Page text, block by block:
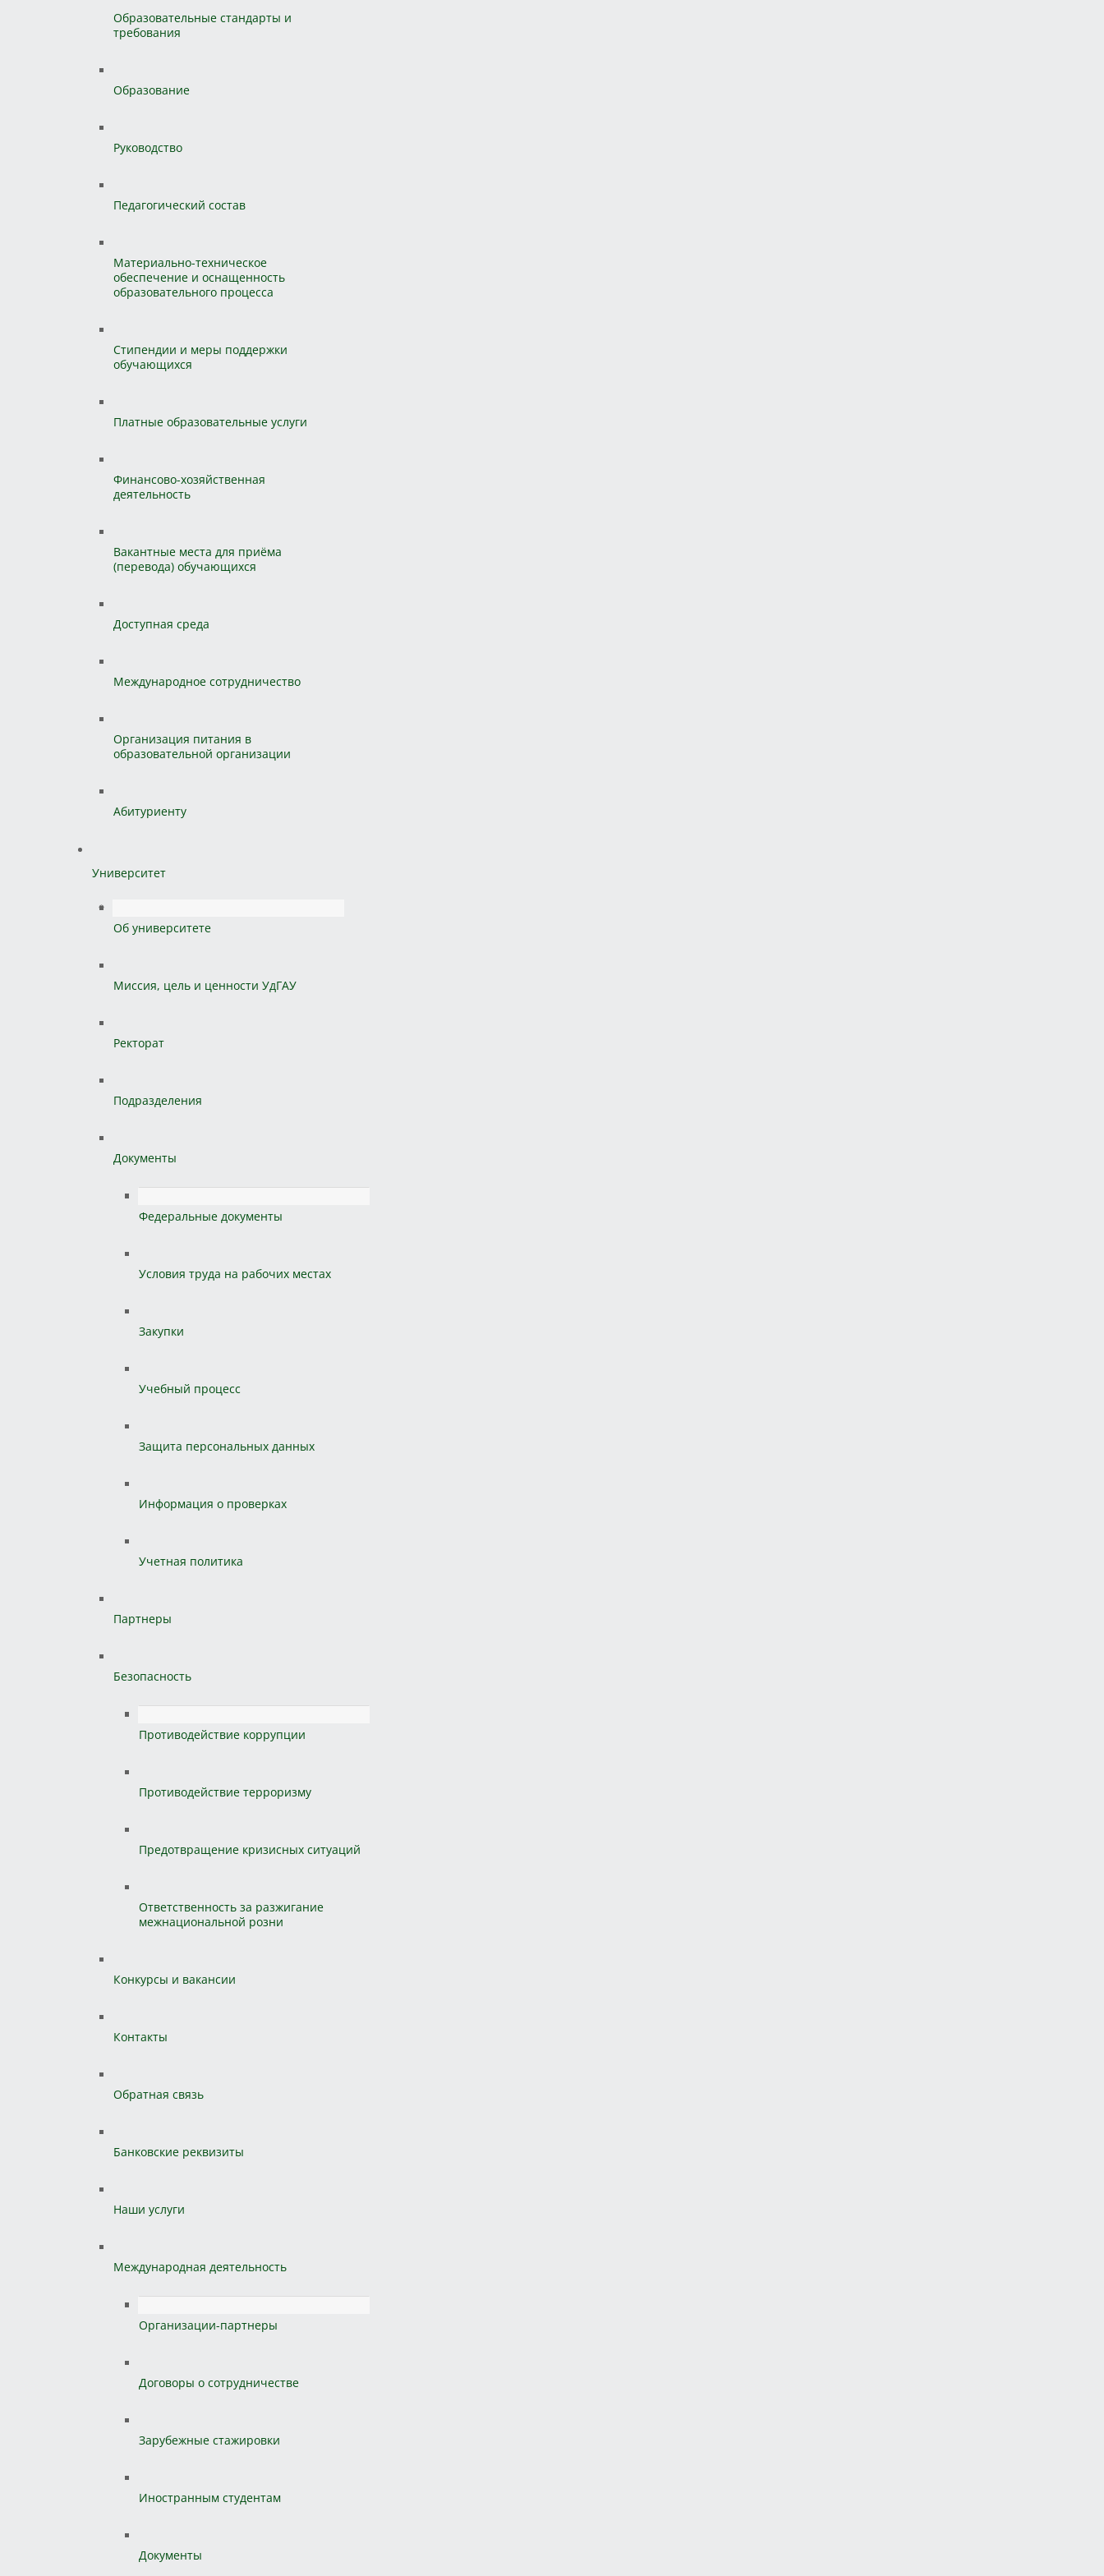
Образовательные стандарты и
требования
Образование
Руководство
Педагогический состав
Материально-техническое
обеспечение и оснащенность
образовательного процесса
Стипендии и меры поддержки
обучающихся
Платные образовательные услуги
Финансово-хозяйственная
деятельность
Вакантные места для приёма
(перевода) обучающихся
Доступная среда
Международное сотрудничество
Организация питания в
образовательной организации
Абитуриенту
Университет
Об университете
Миссия, цель и ценности УдГАУ
Ректорат
Подразделения
Документы
Федеральные документы
Условия труда на рабочих местах
Закупки
Учебный процесс
Защита персональных данных
Информация о проверках
Учетная политика
Партнеры
Безопасность
Противодействие коррупции
Противодействие терроризму
Предотвращение кризисных ситуаций
Ответственность за разжигание
межнациональной розни
Конкурсы и вакансии
Контакты
Обратная связь
Банковские реквизиты
Наши услуги
Международная деятельность
Организации-партнеры
Договоры о сотрудничестве
Зарубежные стажировки
Иностранным студентам
Документы